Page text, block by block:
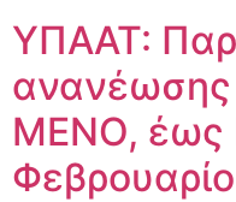
ΥΠΑΑΤ:
ανανέωσης
ΜΕΝΟ, έως